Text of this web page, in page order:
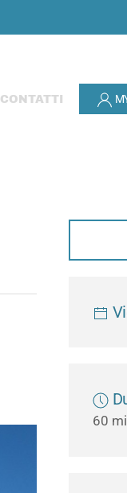
CONTATTI
60